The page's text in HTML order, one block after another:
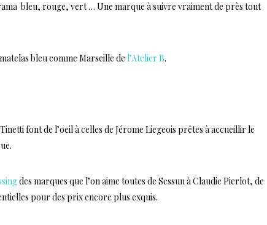
bleu, rouge, vert … Une marque à suivre vraiment de près tout
bleu comme Marseille de l’Atelier B.
font de l’oeil à celles de Jérome Liegeois prêtes à accueillir le
des marques que l’on aime toutes de Sessun à Claudie Pierlot, de
pour des prix encore plus exquis.